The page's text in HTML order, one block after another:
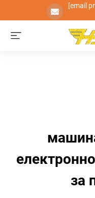
[email
за